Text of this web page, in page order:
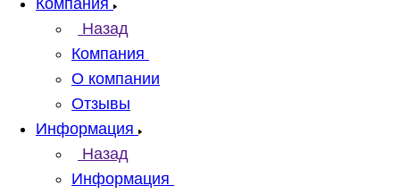
Компания
Назад
Компания
О компании
Отзывы
Информация
Назад
Информация